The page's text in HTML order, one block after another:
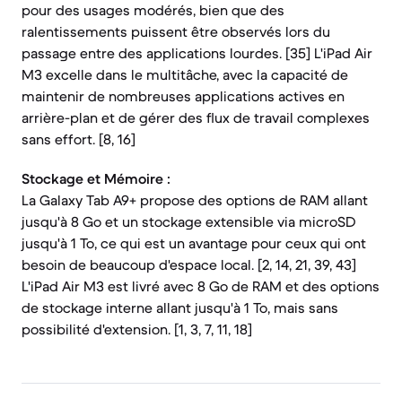
pour des usages modérés, bien que des
ralentissements puissent être observés lors du
passage entre des applications lourdes. [35] L'iPad Air
M3 excelle dans le multitâche, avec la capacité de
maintenir de nombreuses applications actives en
arrière-plan et de gérer des flux de travail complexes
sans effort. [8, 16]
Stockage et Mémoire :
La Galaxy Tab A9+ propose des options de RAM allant
jusqu'à 8 Go et un stockage extensible via microSD
jusqu'à 1 To, ce qui est un avantage pour ceux qui ont
besoin de beaucoup d'espace local. [2, 14, 21, 39, 43]
L'iPad Air M3 est livré avec 8 Go de RAM et des options
de stockage interne allant jusqu'à 1 To, mais sans
possibilité d'extension. [1, 3, 7, 11, 18]